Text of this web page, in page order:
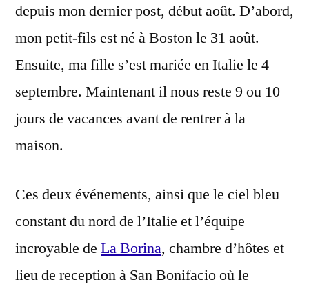
depuis mon dernier post, début août. D’abord,
mon petit-fils est né à Boston le 31 août.
Ensuite, ma fille s’est mariée en Italie le 4
septembre. Maintenant il nous reste 9 ou 10
jours de vacances avant de rentrer à la
maison.
Ces deux événements, ainsi que le ciel bleu
constant du nord de l’Italie et l’équipe
incroyable de La Borina, chambre d’hôtes et
lieu de reception à San Bonifacio où le